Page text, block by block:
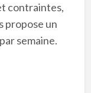
contraintes,
propose un
semaine.